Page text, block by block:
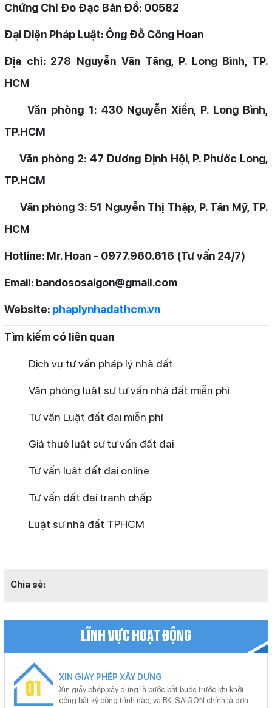
Chứng Chỉ Đo Đạc Bản Đồ: 00582
Đại Diện Pháp Luật: Ông Đỗ Công Hoan
Địa chỉ: 278 Nguyễn Văn Tăng, P. Long Bình, TP.
HCM
Văn phòng 1: 430 Nguyễn Xiển, P. Long Bình,
TP.HCM
Văn phòng 2: 47 Dương Định Hội, P. Phước Long,
TP.HCM
Văn phòng 3: 51 Nguyễn Thị Thập, P. Tân Mỹ, TP.
HCM
Hotline: Mr. Hoan - 0977.960.616 (Tư vấn 24/7)
Email: bandososaigon@gmail.com
Website: phaplynhadathcm.vn
Tìm kiếm có liên quan
Dịch vụ tư vấn pháp lý nhà đất
Văn phòng luật sư tư vấn nhà đất miễn phí
Tư vấn Luật đất đai miễn phí
Giá thuê luật sư tư vấn đất đai
Tư vấn luật đất đai online
Tư vấn đất đai tranh chấp
Luật sư nhà đất TPHCM
Chia sẻ:
LĨNH VỰC HOẠT ĐỘNG
01
XIN GIẤY PHÉP XÂY DỰNG
Xin giấy phép xây dựng là bước bắt buộc trước khi khởi
công bất kỳ công trình nào, và BK-SAIGON chính là đơn vị